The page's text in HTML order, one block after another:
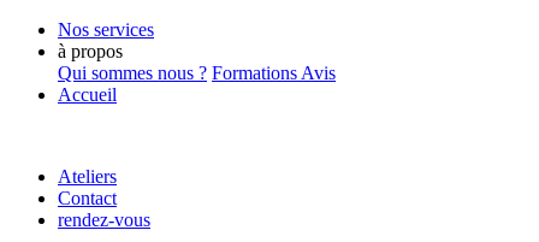
Nos services
à propos
Qui sommes nous ? Formations Avis
Accueil
Ateliers
Contact
rendez-vous